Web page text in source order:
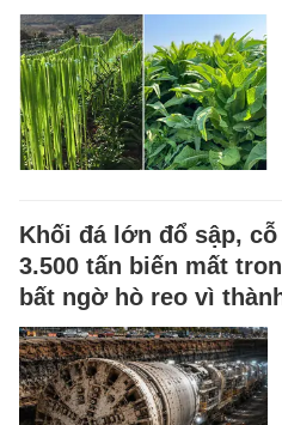
Khối đá lớn đổ sập,
3.500 tấn biến mất
bất ngờ hò reo vì